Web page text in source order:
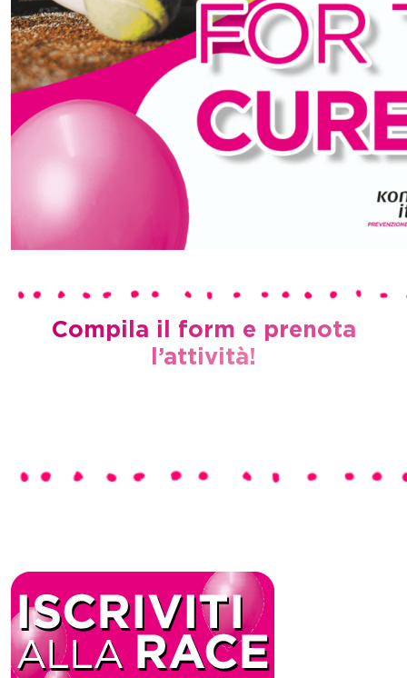
Compila il form e prenota
l’attività!